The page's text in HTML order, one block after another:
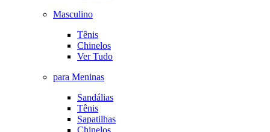
Masculino
Tênis
Chinelos
Ver Tudo
para Meninas
Sandálias
Tênis
Sapatilhas
Chinelos